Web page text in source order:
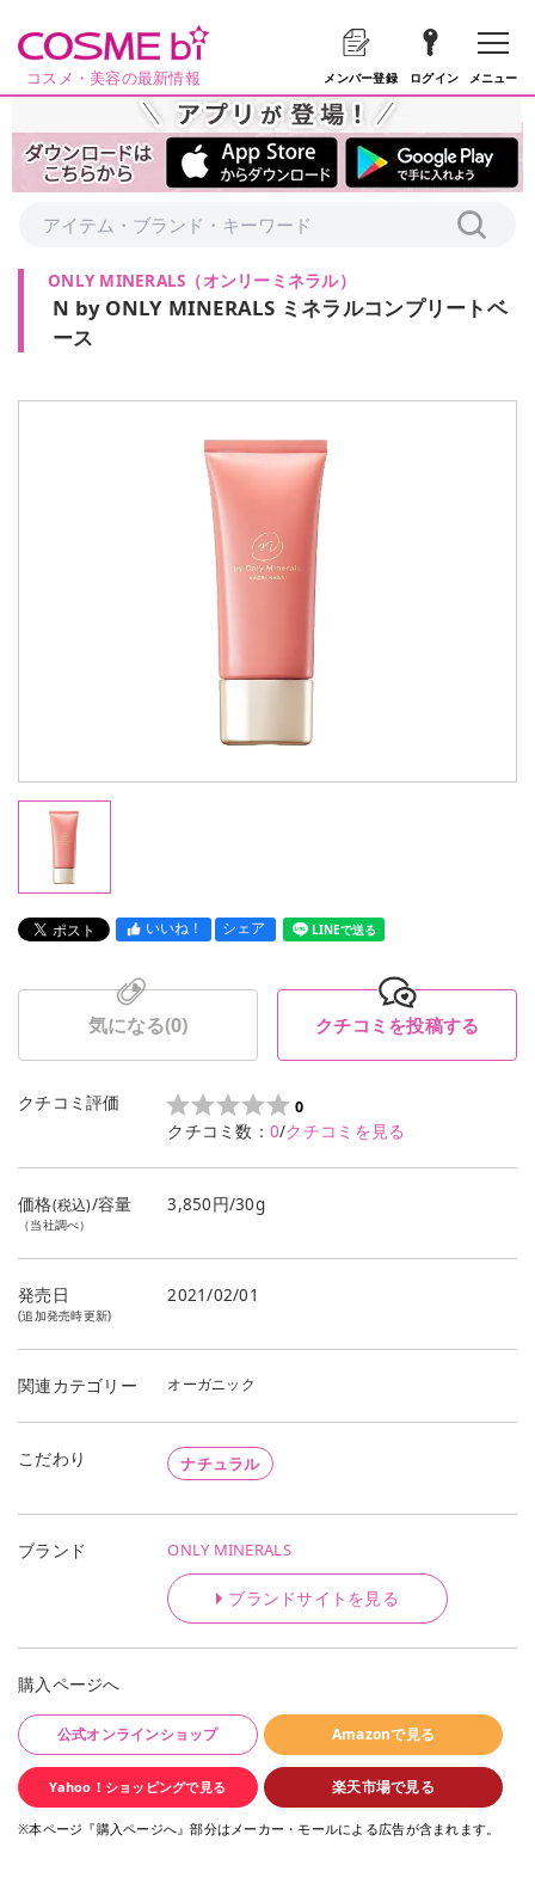
コスメ・美容の最新情報 メンバー登録 ログイン メニュー
ONLY MINERALS （オンリーミネラル）
N by ONLY MINERALS ミネラルコンプリートベ
ース
いいね！ シェア LINEで送る
気になる(0) クチコミを投稿する
クチコミ評価 0
クチコミ数： 0/クチコミを見る
価格(税込)/容量
（当社調べ）
3,850円/30g
発売日
(追加発売時更新)
2021/02/01
関連カテゴリー オーガニック
こだわり ナチュラル
ブランド ONLY MINERALS
ブランドサイトを見る
購入ページへ
公式オンラインショップ Amazonで見る
Yahoo！ショッピングで見る 楽天市場で見る
※本ページ『購入ページへ』部分はメーカー・モールによる広告が含まれます。